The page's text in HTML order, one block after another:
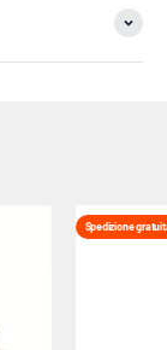
Spedizione